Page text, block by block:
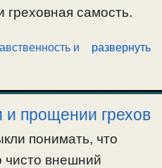
греховная самость.
,#самость,#человек
и
развернуть
прощении грехов
понимать, что
чисто внешний